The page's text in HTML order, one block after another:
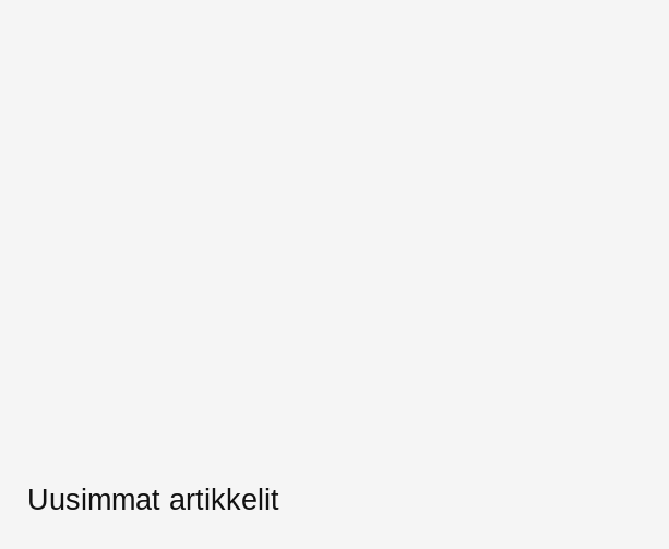
Uusimmat artikkelit